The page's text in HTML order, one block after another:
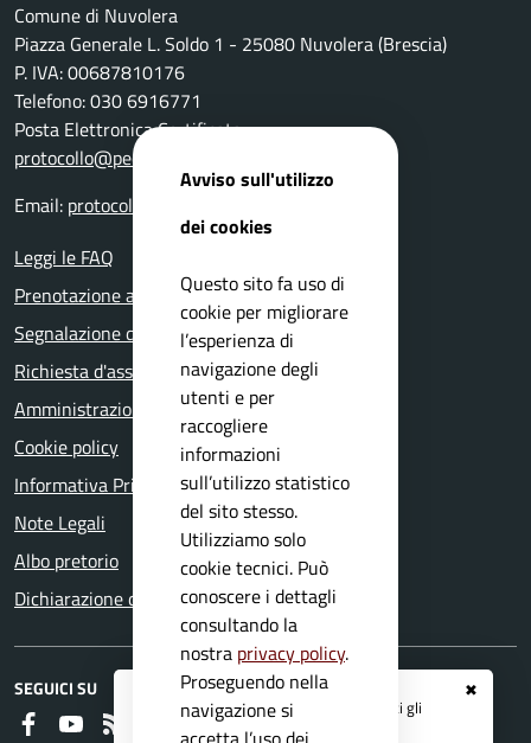
✖
Registrati ai serviziAPP IO
e ricevi tutti gli
aggiornamenti dall'Ente
Comune di Nuvolera
Piazza Generale L. Soldo 1 - 25080 Nuvolera (Brescia)
P. IVA: 00687810176
Telefono: 030 6916771
Posta Elettronica Certificata:
protocollo@pec.comune.nuvolera.bs.it
Email: protocollo@comune.nuvolera.bs.it
Leggi le FAQ
Prenotazione appuntamento
Segnalazione disservizio
Richiesta d'assistenza
Amministrazione trasparente
Cookie policy
Informativa Privacy
Note Legali
Albo pretorio
Dichiarazione di accessibilità
SEGUICI SU
FaceboookYoutube
Avviso sull'utilizzo
dei cookies
Questo sito fa uso di
cookie per migliorare
l’esperienza di
navigazione degli
utenti e per
raccogliere
informazioni
sull’utilizzo statistico
del sito stesso.
Utilizziamo solo
cookie tecnici. Può
conoscere i dettagli
consultando la
nostra privacy policy.
Proseguendo nella
navigazione si